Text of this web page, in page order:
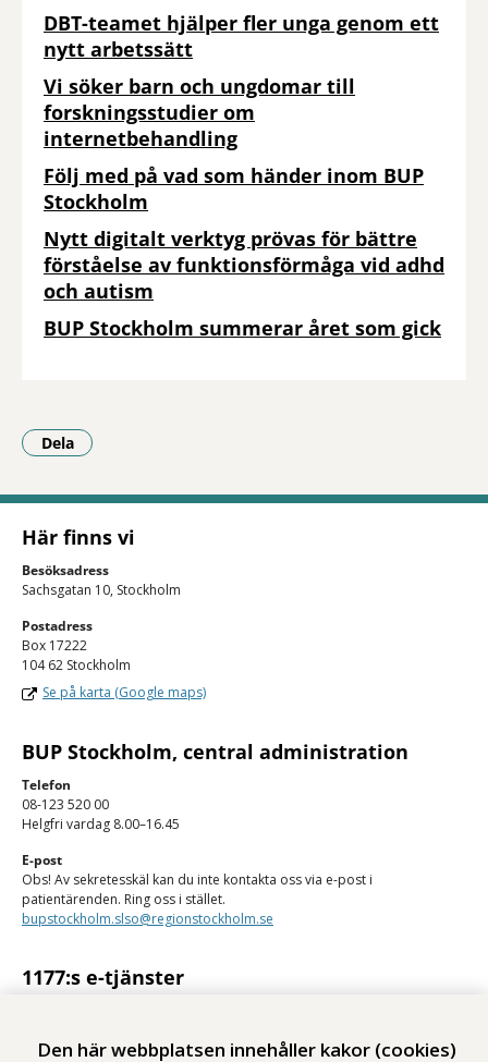
Den här webbplatsen innehåller kakor (cookies)
DBT-teamet hjälper fler unga genom ett
nytt arbetssätt
Vi söker barn och ungdomar till
forskningsstudier om
internetbehandling
Följ med på vad som händer inom BUP
Stockholm
Nytt digitalt verktyg prövas för bättre
förståelse av funktionsförmåga vid adhd
och autism
BUP Stockholm summerar året som gick
Dela
- Klicka för att öppna delningsalternativ.
Här finns vi
Besöksadress
Sachsgatan 10, Stockholm
Postadress
Box 17222
104 62 Stockholm
Se på karta (Google maps)
BUP Stockholm, central administration
Telefon
08-123 520 00
Helgfri vardag 8.00–16.45
E-post
Obs! Av sekretesskäl kan du inte kontakta oss via e-post i
patientärenden. Ring oss i stället.
bupstockholm.slso@regionstockholm.se
1177:s e-tjänster
Logga in på 1177